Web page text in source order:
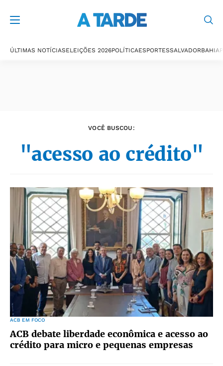
ÚLTIMAS NOTÍCIASELEIÇÕES 2026POLÍTICAESPORTESSALVADORBAHIA
VOCÊ BUSCOU:
"acesso ao crédito"
ACB EM FOCO
ACB debate liberdade econômica e acesso ao
crédito para micro e pequenas empresas